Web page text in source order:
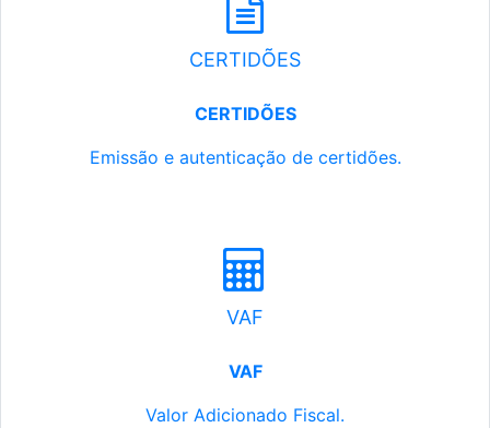
CERTIDÕES
CERTIDÕES
Emissão e autenticação de certidões.
VAF
VAF
Valor Adicionado Fiscal.